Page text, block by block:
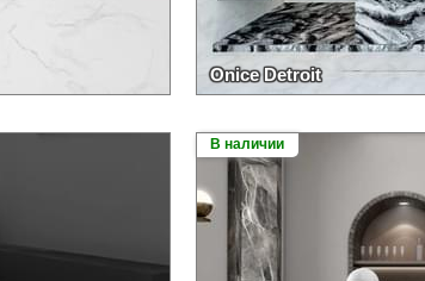
Onice Detroit
В наличии